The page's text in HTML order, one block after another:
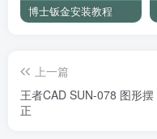
博士钣金安装教程
上一篇
王者CAD SUN-078 图形摆
正